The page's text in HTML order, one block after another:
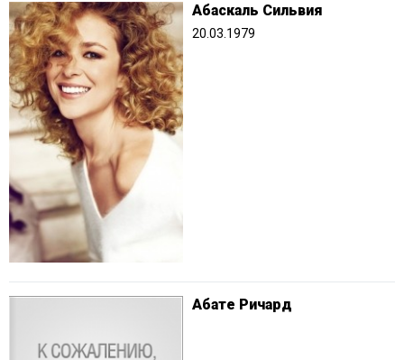
Абаскаль Сильвия
20.03.1979
Абате Ричард